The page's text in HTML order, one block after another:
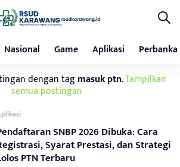
Nasional Game Aplikasi
dengan tagmasuk ptn.Tampilkan
semua postingan
SNBP 2026 Dibuka: Cara
Syarat Prestasi, dan Strategi
PTN Terbaru